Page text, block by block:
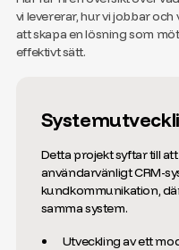
vi levererar, hur vi jobbar
att skapa en lösning som
effektivt sätt.
Detta projekt syftar till
användarvänligt CRM-
kundkommunikation,
samma system.
Utveckling av ett